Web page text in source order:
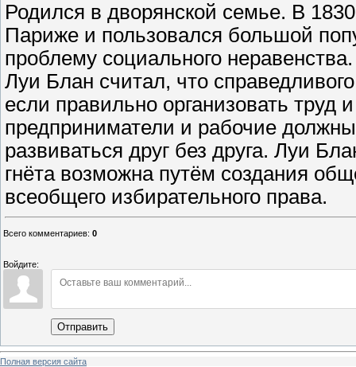
Родился в дворянской семье. В
Париже и пользовался большой
проблему социального неравенства.
Луи Блан считал, что
если правильно организовать труд
предприниматели и рабочие
развиваться друг без друга. Луи
гнёта возможна путём создания
всеобщего избирательного права.
Всего комментариев: 0
Войдите:
Отправить
Полная версия сайта